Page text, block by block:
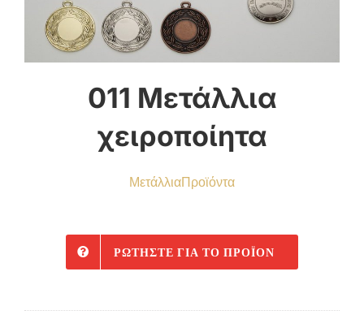
011 Μετάλλια
χειροποίητα
ΜετάλλιαΠροϊόντα
ΡΩΤΉΣΤΕ ΓΙΑ ΤΟ ΠΡΟΪΌΝ